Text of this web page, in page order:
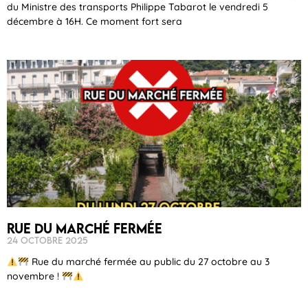
du Ministre des transports Philippe Tabarot le vendredi 5
décembre à 16H. Ce moment fort sera
Rue du marché fermée
24 octobre 2025
Rue du marché fermée au public du 27 octobre au 3
novembre !